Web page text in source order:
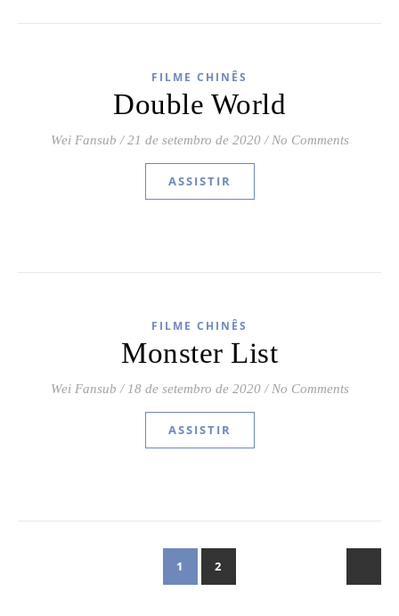
FILME CHINÊS
Double World
Wei Fansub / 21 de setembro de 2020 / No Comments
ASSISTIR
FILME CHINÊS
Monster List
Wei Fansub / 18 de setembro de 2020 / No Comments
ASSISTIR
1 2